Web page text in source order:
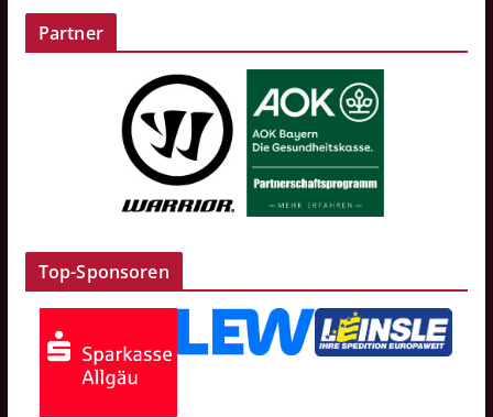
Partner
Top-Sponsoren